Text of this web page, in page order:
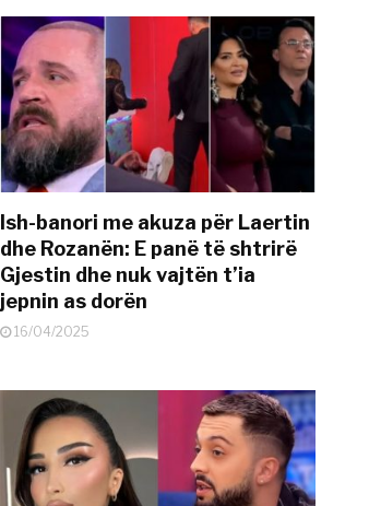
Ish-banori me akuza për Laertin
dhe Rozanën: E panë të shtrirë
Gjestin dhe nuk vajtën t’ia
jepnin as dorën
16/04/2025